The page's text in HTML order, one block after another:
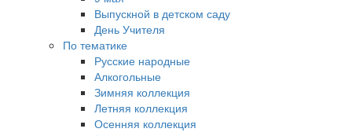
Выпускной в детском саду
День Учителя
По тематике
Русские народные
Алкогольные
Зимняя коллекция
Летняя коллекция
Осенняя коллекция